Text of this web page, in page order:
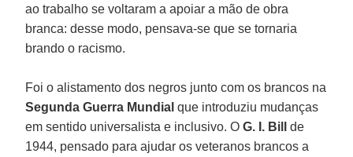
ao trabalho se voltaram a apoiar a mão de obra
branca: desse modo, pensava-se que se tornaria
brando o racismo.
Foi o alistamento dos negros junto com os brancos na
Segunda Guerra Mundial que introduziu mudanças
em sentido universalista e inclusivo. OG. I. Bill
de
1944, pensado para ajudar os veteranos brancos a